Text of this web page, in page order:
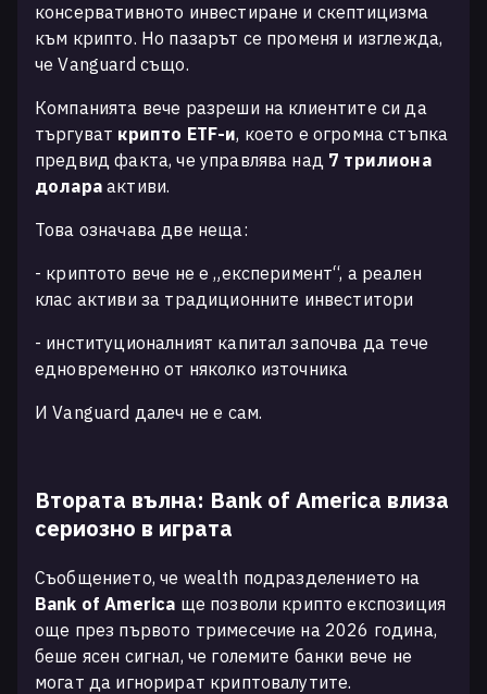
консервативното инвестиране и скептицизма
към крипто. Но пазарът се променя и изглежда,
че Vanguard също.
Компанията вече разреши на клиентите си да
търгуват крипто ETF-и, което е огромна стъпка
предвид факта, че управлява над 7 трилиона
долараактиви.
Това означава две неща:
- криптото вече не е „експеримент“, а реален
клас активи за традиционните инвеститори
- институционалният капитал започва да тече
едновременно от няколко източника
И Vanguard далеч не е сам.
Втората вълна: Bank of America влиза
сериозно в играта
Съобщението, че wealth подразделението на
Bank of America ще позволи крипто експозиция
още през първото тримесечие на 2026 година,
беше ясен сигнал, че големите банки вече не
могат да игнорират криптовалутите.